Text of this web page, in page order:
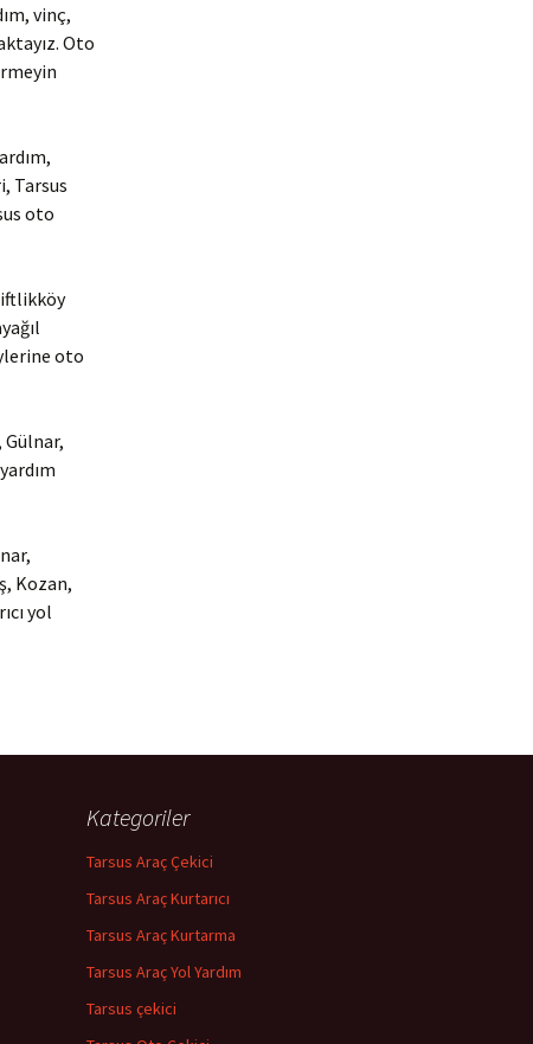
vinç,
Oto
Tarsus
oto
oto
Gülnar,
Kozan,
yol
Kategoriler
Tarsus Araç Çekici
Tarsus Araç Kurtarıcı
Tarsus Araç Kurtarma
Tarsus Araç Yol Yardım
Tarsus çekici